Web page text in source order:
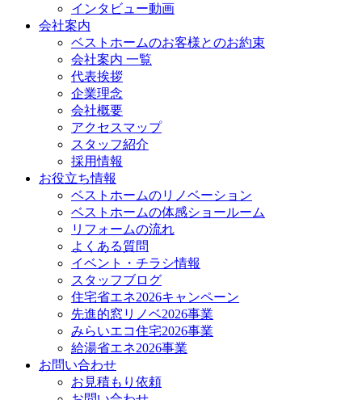
インタビュー動画
会社案内
ベストホームのお客様とのお約束
会社案内 一覧
代表挨拶
企業理念
会社概要
アクセスマップ
スタッフ紹介
採用情報
お役立ち情報
ベストホームのリノベーション
ベストホームの体感ショールーム
リフォームの流れ
よくある質問
イベント・チラシ情報
スタッフブログ
住宅省エネ2026キャンペーン
先進的窓リノベ2026事業
みらいエコ住宅2026事業
給湯省エネ2026事業
お問い合わせ
お見積もり依頼